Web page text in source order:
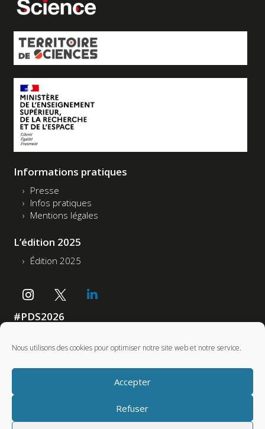
Nous utilisons des cookies pour optimiser notre site web et notre service.
Accepter
Refuser
Informations pratiques
Presse
Infos pratiques
Mentions légales
L’édition 2025
Édition 2025
#PDS2026
Partenaires